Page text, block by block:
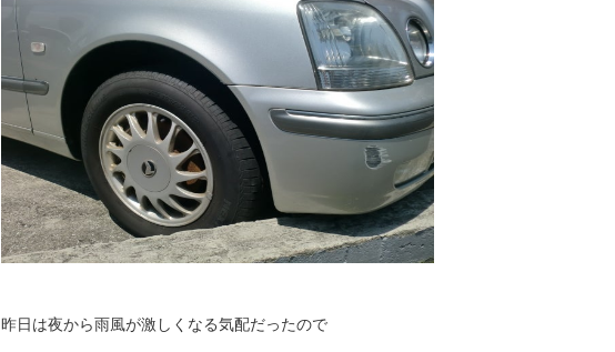
昨日は夜から雨風が激しくなる気配だったので